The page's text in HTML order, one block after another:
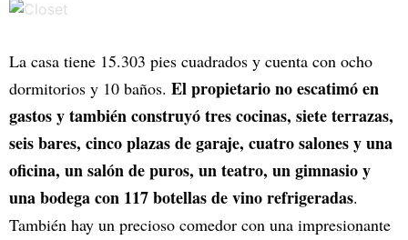
La casa tiene 15.303 pies cuadrados y cuenta con ocho
dormitorios y 10 baños. El propietario no escatimó en
gastos y también construyó tres cocinas, siete terrazas,
seis bares, cinco plazas de garaje, cuatro salones y una
oficina, un salón de puros, un teatro, un gimnasio y
una bodega con 117 botellas de vino refrigeradas.
También hay un precioso comedor con una impresionante